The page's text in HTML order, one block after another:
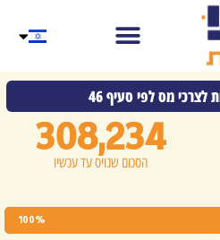
הסכום שגויס עד עכשיו
308,234
לצרכי מס לפי סעיף 46
100%